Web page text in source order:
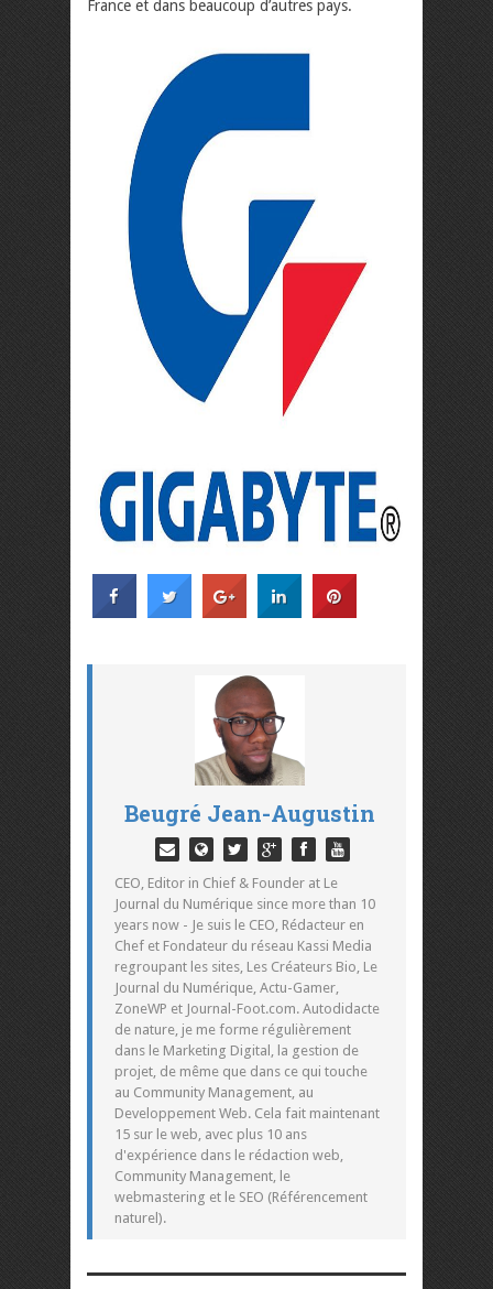
France et dans beaucoup d’autres pays.
Beugré Jean-Augustin
CEO, Editor in Chief & Founder at Le
Journal du Numérique since more than 10
years now - Je suis le CEO, Rédacteur en
Chef et Fondateur du réseau Kassi Media
regroupant les sites, Les Créateurs Bio, Le
Journal du Numérique, Actu-Gamer,
ZoneWP et Journal-Foot.com. Autodidacte
de nature, je me forme régulièrement
dans le Marketing Digital, la gestion de
projet, de même que dans ce qui touche
au Community Management, au
Developpement Web. Cela fait maintenant
15 sur le web, avec plus 10 ans
d'expérience dans le rédaction web,
Community Management, le
webmastering et le SEO (Référencement
naturel).